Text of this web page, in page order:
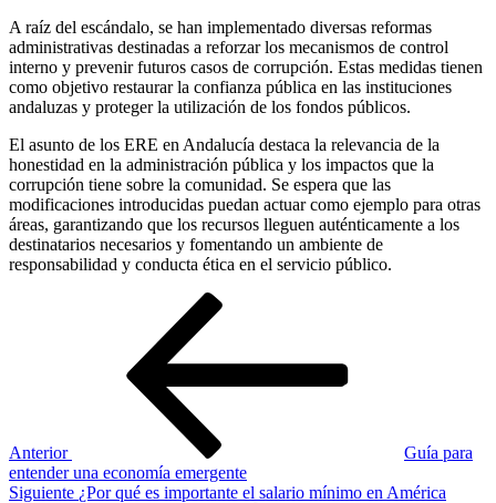
A raíz del escándalo, se han implementado diversas reformas
administrativas destinadas a reforzar los mecanismos de control
interno y prevenir futuros casos de corrupción. Estas medidas tienen
como objetivo restaurar la confianza pública en las instituciones
andaluzas y proteger la utilización de los fondos públicos.
El asunto de los ERE en Andalucía destaca la relevancia de la
honestidad en la administración pública y los impactos que la
corrupción tiene sobre la comunidad. Se espera que las
modificaciones introducidas puedan actuar como ejemplo para otras
áreas, garantizando que los recursos lleguen auténticamente a los
destinatarios necesarios y fomentando un ambiente de
responsabilidad y conducta ética en el servicio público.
Anterior
Guía para
entender una economía emergente
Siguiente
Siguiente ¿Por qué es importante el salario mínimo en América